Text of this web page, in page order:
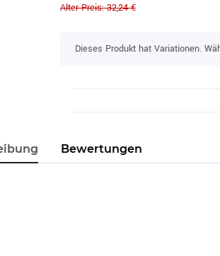
Alter Preis: 32,24 €
xDieses Produkt hat Variationen.
Bewertungen